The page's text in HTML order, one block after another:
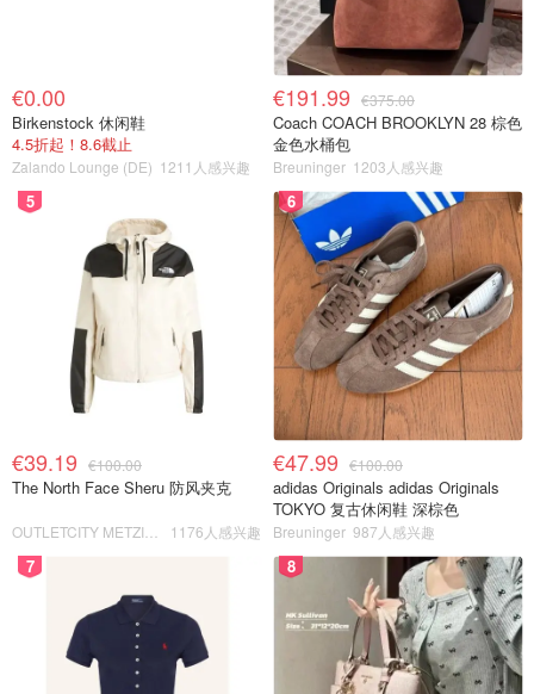
€0.00
Birkenstock 休闲鞋
4.5折起！8.6截止
Zalando Lounge (DE) 1211人感兴趣
€191.99 €375.00
Coach COACH BROOKLYN 28 棕色
金色水桶包
Breuninger 1203人感兴趣
5
€39.19 €100.00
The North Face Sheru 防风夹克
1176人感兴趣
6
€47.99 €100.00
adidas Originals adidas Originals
TOKYO 复古休闲鞋 深棕色
Breuninger 987人感兴趣
7 8